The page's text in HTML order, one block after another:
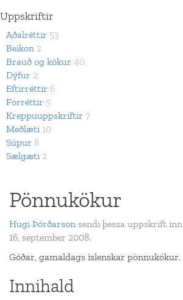
Uppskriftir
Aðalréttir 53
Beikon 2
Brauð og kökur 40
Dýfur 2
Eftirréttir 6
Forréttir 5
Kreppuuppskriftir 7
Meðlæti 10
Súpur 8
Sælgæti 2
Pönnukökur
Hugi Þórðarson sendi þessa uppskrift inn
16. september 2008.
Góðar, gamaldags íslenskar pönnukökur.
Innihald